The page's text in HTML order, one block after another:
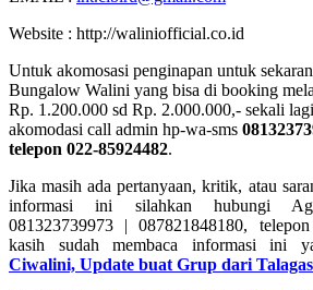
Website : http://waliniofficial.co.id
Untuk akomosasi penginapan untuk
Bungalow Walini yang bisa di booking
Rp. 1.200.000 sd Rp. 2.000.000,- sekali
akomodasi call admin hp-wa-sms
telepon 022-85924482.
Jika masih ada pertanyaan, kritik, atau
informasi ini silahkan hubungi
081323739973 | 087821848180,
kasih sudah membaca informasi ini
Ciwalini, Update buat Grup dari